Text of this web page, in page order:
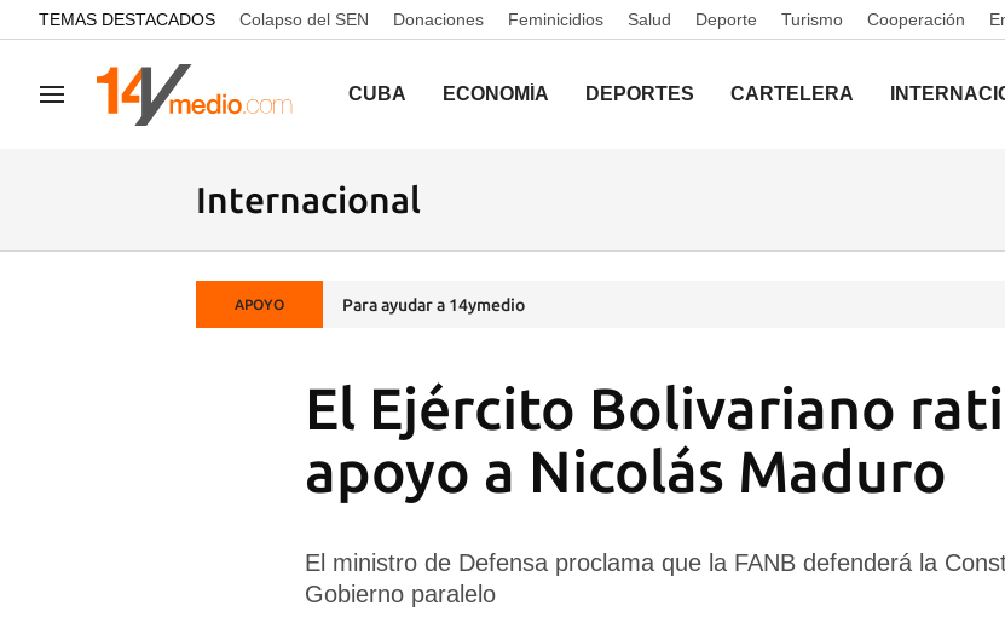
common.go-to-content
TEMAS DESTACADOS Colapso del SEN Donaciones Feminicidios Salud Deporte Turismo Cooperación
Navegación CUBA ECONOMÍA DEPORTES CARTELERA
Internacional
APOYO Para ayudar a 14ymedio
El Ejército Bolivariano
apoyo a Nicolás Maduro
El ministro de Defensa proclama que la FANB defenderá la
Gobierno paralelo